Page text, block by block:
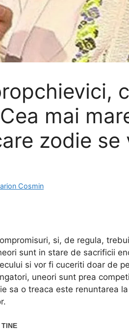
mai
zodie
Cosmin
si, de regula,
sunt in stare de sacrificii
si vor fi cuceriti doar de
uneori sunt prea
sa o treaca este renuntarea